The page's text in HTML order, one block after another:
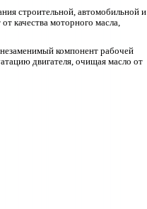
строительной, автомобильной и
качества моторного масла,
незаменимый компонент рабочей
двигателя, очищая масло от